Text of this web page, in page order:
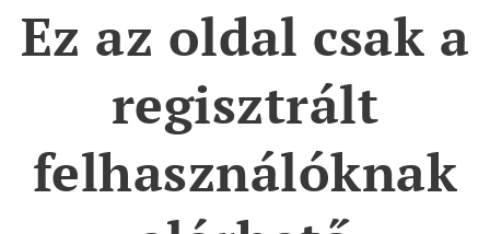
Ez az oldal csak a
regisztrált
felhasználóknak